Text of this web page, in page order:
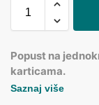
Popust na
karticama.
Saznaj više